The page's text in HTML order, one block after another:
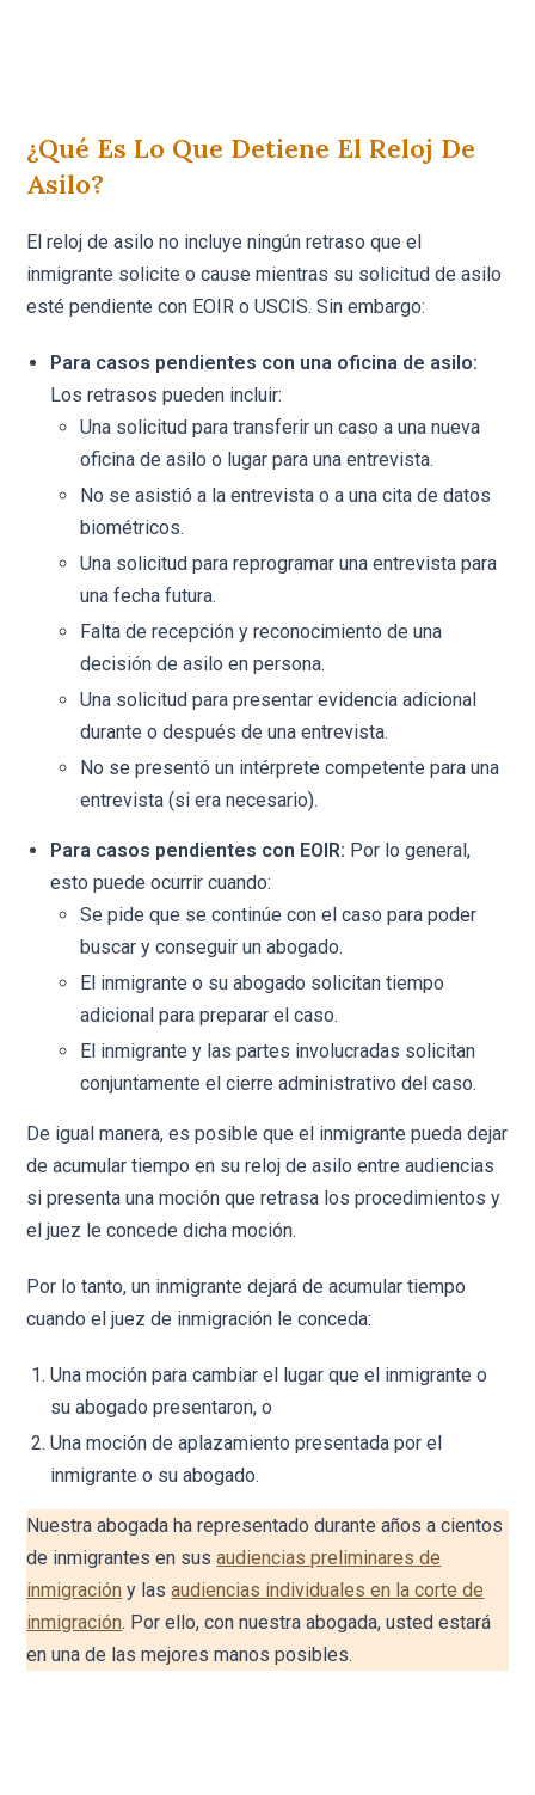
¿Qué Es Lo Que Detiene El Reloj De
Asilo?
El reloj de asilo no incluye ningún retraso que el
inmigrante solicite o cause mientras su solicitud de asilo
esté pendiente con EOIR o USCIS. Sin embargo:
Para casos pendientes con una oficina de asilo:
Los retrasos pueden incluir:
Una solicitud para transferir un caso a una nueva
oficina de asilo o lugar para una entrevista.
No se asistió a la entrevista o a una cita de datos
biométricos.
Una solicitud para reprogramar una entrevista para
una fecha futura.
Falta de recepción y reconocimiento de una
decisión de asilo en persona.
Una solicitud para presentar evidencia adicional
durante o después de una entrevista.
No se presentó un intérprete competente para una
entrevista (si era necesario).
Para casos pendientes con EOIR: Por lo general,
esto puede ocurrir cuando:
Se pide que se continúe con el caso para poder
buscar y conseguir un abogado.
El inmigrante o su abogado solicitan tiempo
adicional para preparar el caso.
El inmigrante y las partes involucradas solicitan
conjuntamente el cierre administrativo del caso.
De igual manera, es posible que el inmigrante pueda dejar
de acumular tiempo en su reloj de asilo entre audiencias
si presenta una moción que retrasa los procedimientos y
el juez le concede dicha moción.
Por lo tanto, un inmigrante dejará de acumular tiempo
cuando el juez de inmigración le conceda:
Una moción para cambiar el lugar que el inmigrante o
su abogado presentaron, o
Una moción de aplazamiento presentada por el
inmigrante o su abogado.
Nuestra abogada ha representado durante años a cientos
de inmigrantes en susaudiencias preliminares de
inmigración y lasaudiencias individuales en la corte de
inmigración. Por ello, con nuestra abogada, usted estará
en una de las mejores manos posibles.